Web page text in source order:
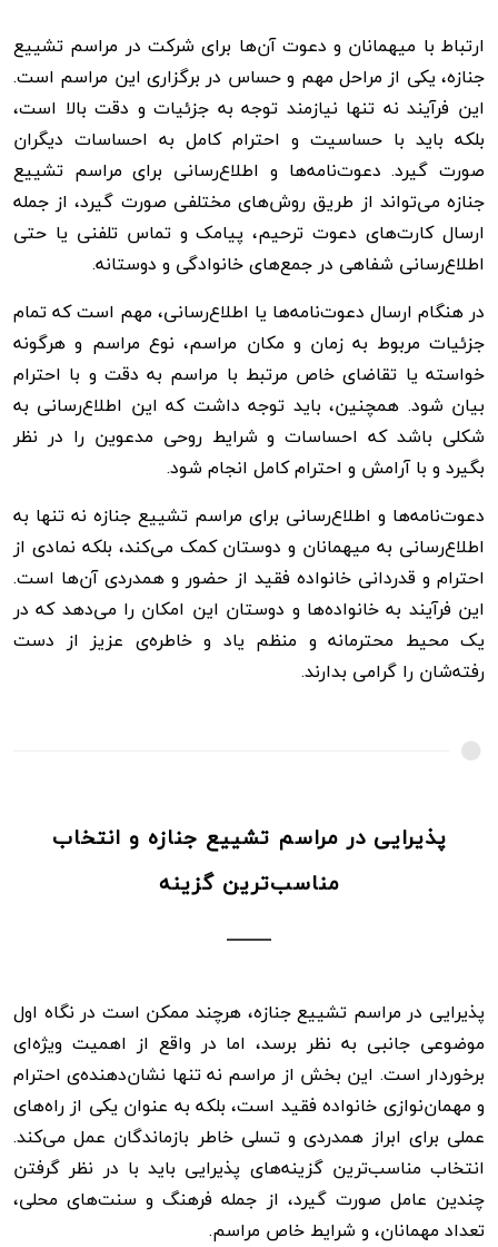
ارتباط با میهمانان و دعوت آن‌ها برای شرکت در مراسم تشییع
جنازه، یکی از مراحل مهم و حساس در برگزاری این مراسم است.
این فرآیند نه تنها نیازمند توجه به جزئیات و دقت بالا است،
بلکه باید با حساسیت و احترام کامل به احساسات دیگران
صورت گیرد. دعوت‌نامه‌ها و اطلاع‌رسانی برای مراسم تشییع
جنازه می‌تواند از طریق روش‌های مختلفی صورت گیرد، از جمله
ارسال کارت‌های دعوت ترحیم، پیامک و تماس تلفنی یا حتی
اطلاع‌رسانی شفاهی در جمع‌های خانوادگی و دوستانه.
در هنگام ارسال دعوت‌نامه‌ها یا اطلاع‌رسانی، مهم است که تمام
جزئیات مربوط به زمان و مکان مراسم، نوع مراسم و هرگونه
خواسته یا تقاضای خاص مرتبط با مراسم به دقت و با احترام
بیان شود. همچنین، باید توجه داشت که این اطلاع‌رسانی به
شکلی باشد که احساسات و شرایط روحی مدعوین را در نظر
بگیرد و با آرامش و احترام کامل انجام شود.
دعوت‌نامه‌ها و اطلاع‌رسانی برای مراسم تشییع جنازه نه تنها به
اطلاع‌رسانی به میهمانان و دوستان کمک می‌کند، بلکه نمادی از
احترام و قدردانی خانواده فقید از حضور و همدردی آن‌ها است.
این فرآیند به خانواده‌ها و دوستان این امکان را می‌دهد که در
یک محیط محترمانه و منظم یاد و خاطره‌ی عزیز از دست
رفته‌شان را گرامی بدارند.
پذیرایی در مراسم تشییع جنازه و انتخاب
مناسب‌ترین گزینه‌
پذیرایی در مراسم تشییع جنازه، هرچند ممکن است در نگاه اول
موضوعی جانبی به نظر برسد، اما در واقع از اهمیت ویژه‌ای
برخوردار است. این بخش از مراسم نه تنها نشان‌دهنده‌ی احترام
و مهمان‌نوازی خانواده فقید است، بلکه به عنوان یکی از راه‌های
عملی برای ابراز همدردی و تسلی خاطر بازماندگان عمل می‌کند.
انتخاب مناسب‌ترین گزینه‌های پذیرایی باید با در نظر گرفتن
چندین عامل صورت گیرد، از جمله فرهنگ و سنت‌های محلی،
تعداد مهمانان، و شرایط خاص مراسم.